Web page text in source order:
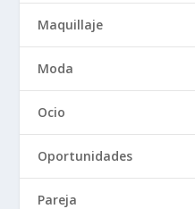
Maquillaje
Moda
Ocio
Oportunidades
Pareja